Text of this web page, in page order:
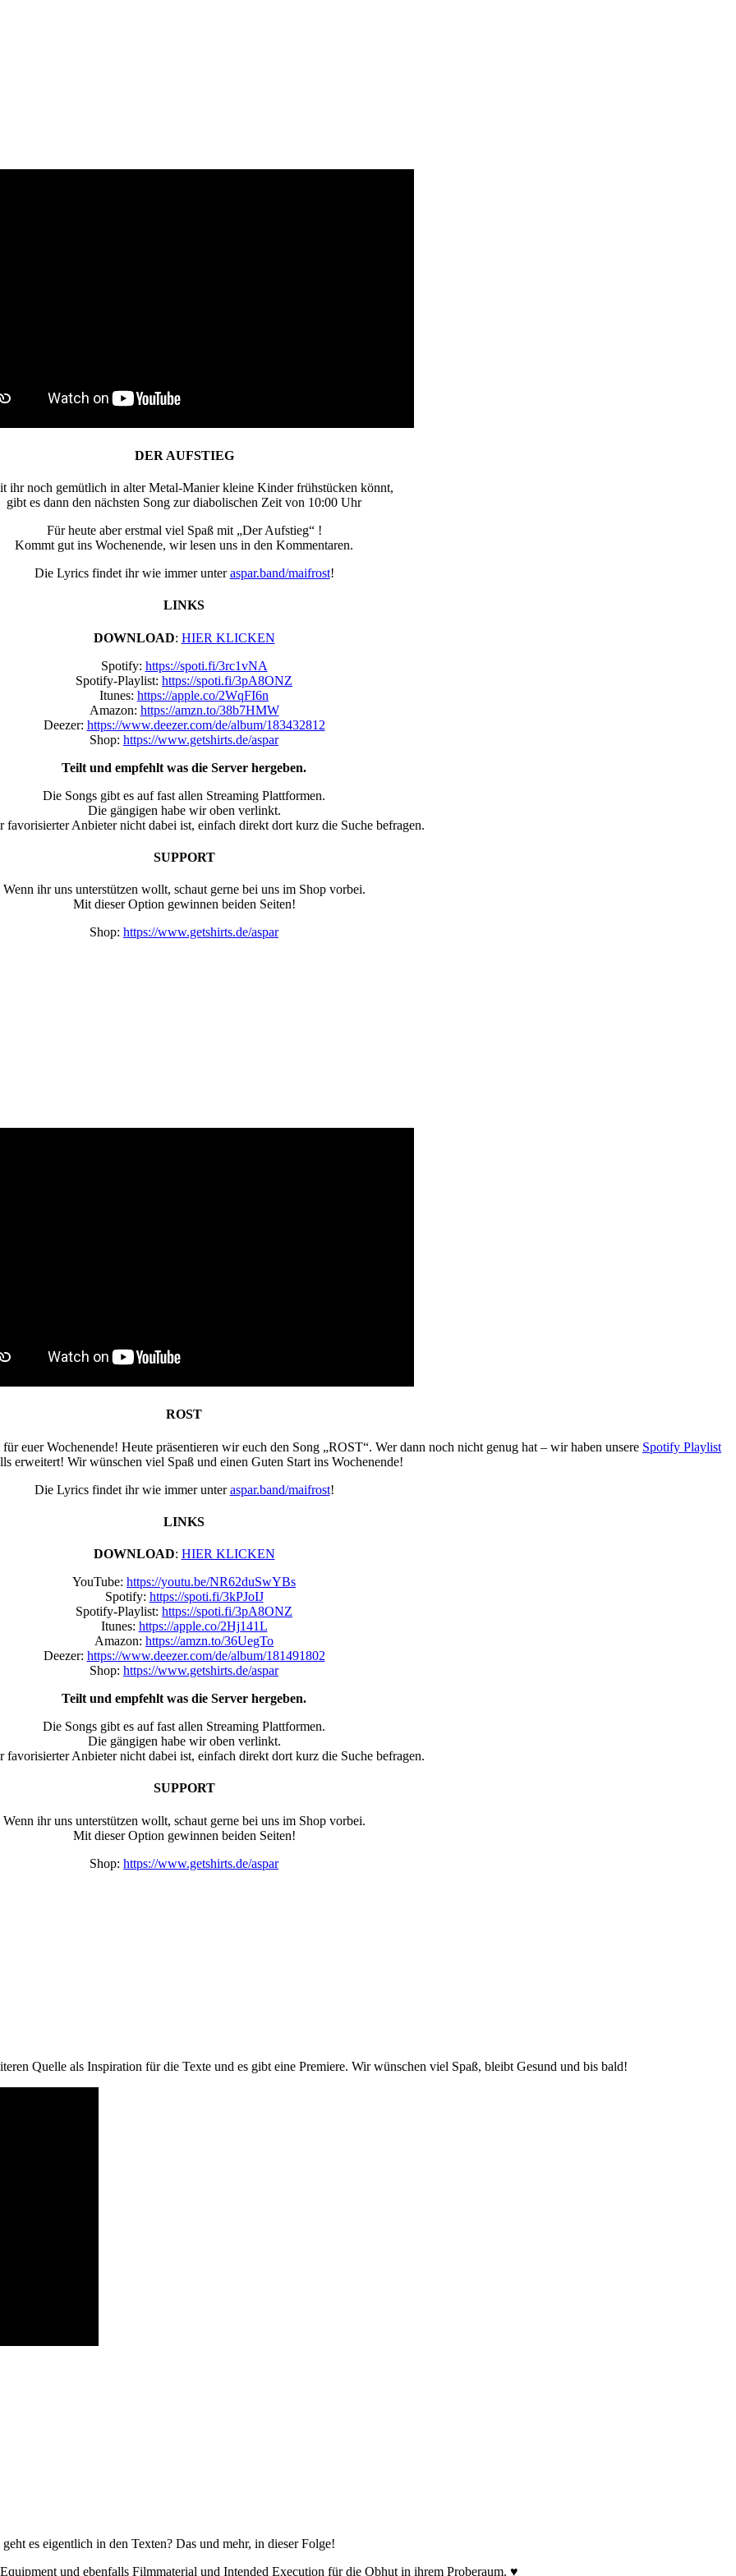
DER AUFSTIEG
ihr noch gemütlich in alter Metal-Manier kleine Kinder frühstücken könnt,
gibt es dann den nächsten Song zur diabolischen Zeit von 10:00 Uhr
Für heute aber erstmal viel Spaß mit „Der Aufstieg“ !
Kommt gut ins Wochenende, wir lesen uns in den Kommentaren.
Die Lyrics findet ihr wie immer unteraspar.band/maifrost!
LINKS
DOWNLOAD: HIER KLICKEN
Spotify: https://spoti.fi/3rc1vNA
Spotify-Playlist: https://spoti.fi/3pA8ONZ
Itunes: https://apple.co/2WqFI6n
Amazon: https://amzn.to/38b7HMW
Deezer: https://www.deezer.com/de/album/183432812
Shop: https://www.getshirts.de/aspar
Teilt und empfehlt was die Server hergeben.
Die Songs gibt es auf fast allen Streaming Plattformen.
Die gängigen habe wir oben verlinkt.
favorisierter Anbieter nicht dabei ist, einfach direkt dort kurz die Suche befragen.
SUPPORT
Wenn ihr uns unterstützen wollt, schaut gerne bei uns im Shop vorbei.
Mit dieser Option gewinnen beiden Seiten!
Shop: https://www.getshirts.de/aspar
ROST
für euer Wochenende! Heute präsentieren wir euch den Song „ROST“. Wer dann noch nicht genug hat – wir haben unsere Spotify Playlist
erweitert! Wir wünschen viel Spaß und einen Guten Start ins Wochenende!
Die Lyrics findet ihr wie immer unteraspar.band/maifrost!
LINKS
DOWNLOAD: HIER KLICKEN
YouTube: https://youtu.be/NR62duSwYBs
Spotify: https://spoti.fi/3kPJoIJ
Spotify-Playlist: https://spoti.fi/3pA8ONZ
Itunes: https://apple.co/2Hj141L
Amazon: https://amzn.to/36UegTo
Deezer: https://www.deezer.com/de/album/181491802
Shop: https://www.getshirts.de/aspar
Teilt und empfehlt was die Server hergeben.
Die Songs gibt es auf fast allen Streaming Plattformen.
Die gängigen habe wir oben verlinkt.
favorisierter Anbieter nicht dabei ist, einfach direkt dort kurz die Suche befragen.
SUPPORT
Wenn ihr uns unterstützen wollt, schaut gerne bei uns im Shop vorbei.
Mit dieser Option gewinnen beiden Seiten!
Shop: https://www.getshirts.de/aspar
Quelle als Inspiration für die Texte und es gibt eine Premiere. Wir wünschen viel Spaß, bleibt Gesund und bis bald!
es eigentlich in den Texten? Das und mehr, in dieser Folge!
und ebenfalls Filmmaterial und Intended Execution für die Obhut in ihrem Proberaum. ♥